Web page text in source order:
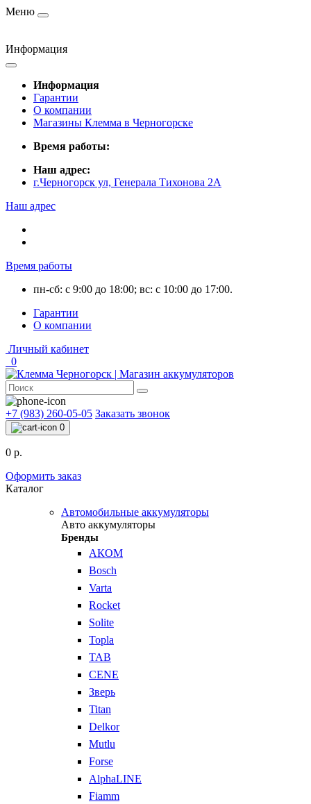
Меню
Информация
Информация
Гарантии
О компании
Магазины Клемма в Черногорске
Время работы:
Наш адрес:
г.Черногорск ул, Генерала Тихонова 2А
Наш адрес
Время работы
пн-сб: с 9:00 до 18:00; вс: с 10:00 до 17:00.
Гарантии
О компании
Личный кабинет
0
+7 (983) 260-05-05 Заказать звонок
0
0 р.
Оформить заказ
Каталог
Автомобильные аккумуляторы
Авто аккумуляторы
Бренды
АКОМ
Bosch
Varta
Rocket
Solite
Topla
TAB
CENE
Зверь
Titan
Delkor
Mutlu
Forse
AlphaLINE
Fiamm